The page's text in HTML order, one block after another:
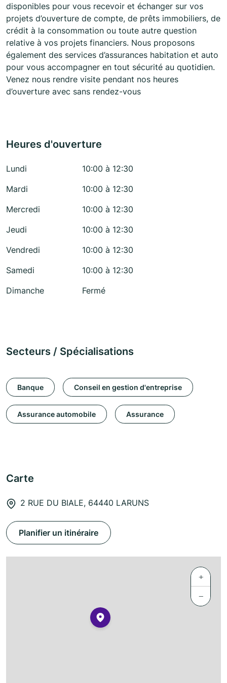
disponibles pour vous recevoir et échanger sur vos
projets d’ouverture de compte, de prêts immobiliers, de
crédit à la consommation ou toute autre question
relative à vos projets financiers. Nous proposons
également des services d’assurances habitation et auto
pour vous accompagner en tout sécurité au quotidien.
Venez nous rendre visite pendant nos heures
d’ouverture avec sans rendez-vous
Heures d'ouverture
Lundi
10:00 à 12:30
Mardi
10:00 à 12:30
Mercredi
10:00 à 12:30
Jeudi
10:00 à 12:30
Vendredi
10:00 à 12:30
Samedi
10:00 à 12:30
Dimanche
Fermé
Secteurs / Spécialisations
Banque Conseil en gestion d'entreprise
Assurance automobile Assurance
Carte
2 RUE DU BIALE, 64440 LARUNS
Planifier un itinéraire
+
−